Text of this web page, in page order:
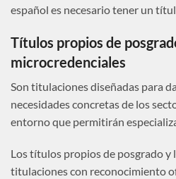
español es necesario tener un
Títulos propios de
microcredenciales
Son titulaciones diseñadas para
necesidades concretas de los
entorno que permitirán
Los títulos propios de posgrado y
titulaciones con reconocimiento